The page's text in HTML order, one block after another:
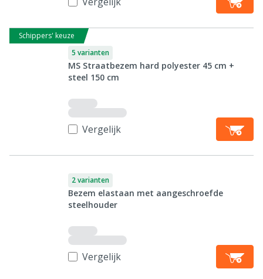
Schippers' keuze
5 varianten
MS Straatbezem hard polyester 45 cm +
steel 150 cm
Vergelijk
2 varianten
Bezem elastaan met aangeschroefde
steelhouder
Vergelijk